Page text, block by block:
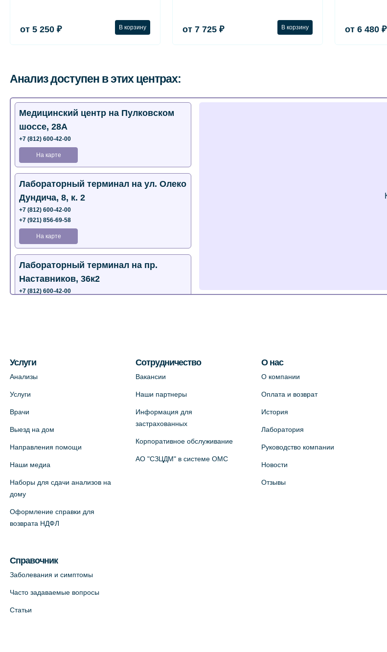
от 5 250 ₽ В корзину от 7 725 ₽ В корзину от 6 480 ₽
Анализ доступен в этих центрах:
Медицинский центр на Пулковском
шоссе, 28А
+7 (812) 600-42-00
На карте
Лабораторный терминал на ул. Олеко
Дундича, 8, к. 2
+7 (812) 600-42-00
+7 (921) 856-69-58
На карте
Лабораторный терминал на пр.
Наставников, 36к2
+7 (812) 600-42-00
Пестеля, 25А
Медицинский центр на Богатырском
пр., 4 (официальный партнер)
Медицинский центр на ул. Моисеенко,
+7 (812) 660-73-69
Медицинский центр на пр.
Просвещения, 12к2 (официальный
Услуги
Анализы
Услуги
Врачи
Выезд на дом
Направления помощи
Наши медиа
Наборы для сдачи анализов на
дому
Оформление справки для
возврата НДФЛ
Справочник
Заболевания и симптомы
Часто задаваемые вопросы
Статьи
Сотрудничество
Вакансии
Наши партнеры
Информация для
застрахованных
Корпоративное обслуживание
АО "СЗЦДМ" в системе ОМС
О нас
О компании
Оплата и возврат
История
Лаборатория
Руководство компании
Новости
Отзывы